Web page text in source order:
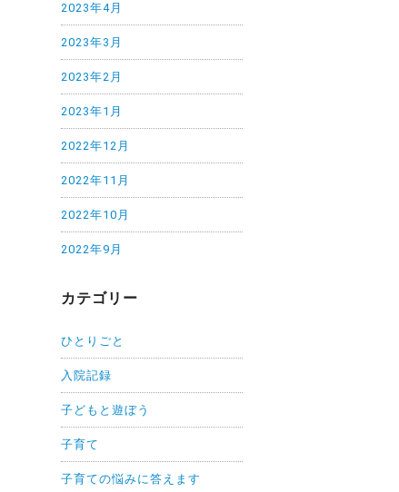
2023年4月
2023年3月
2023年2月
2023年1月
2022年12月
2022年11月
2022年10月
2022年9月
カテゴリー
ひとりごと
入院記録
子どもと遊ぼう
子育て
子育ての悩みに答えます